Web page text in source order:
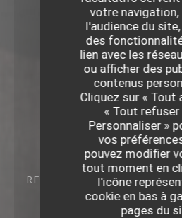
votre navigation,
l'audience du
des
lien avec les
ou afficher des
contenus
Cliquez sur « Tout
« Tout refuser
Personnaliser »
vos
pouvez modifier
tout moment en
l'icône
cookie en bas à
pages du
RESTAURANT
LA MONNAIE